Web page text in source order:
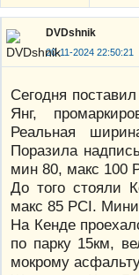
DVDshnik
20-11-2024 22:50:21
Сегодня
Янг,
Реальная
Поразила
мин 80, макс 100
До того стояли
макс 85 PCI.
На Кенде
по парку 15км,
мокрому